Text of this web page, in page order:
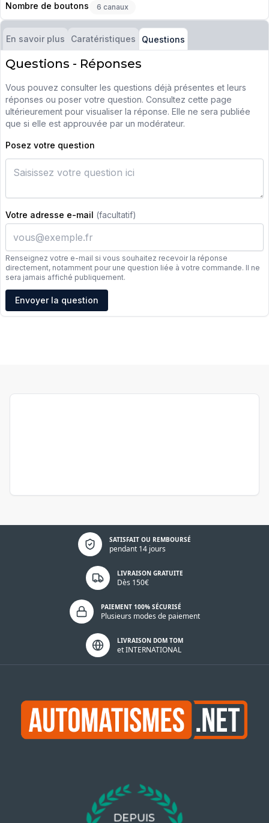
Nombre de boutons 6 canaux
En savoir plus Caratéristiques Questions
Questions - Réponses
Vous pouvez consulter les questions déjà présentes et leurs
réponses ou poser votre question. Consultez cette page
ultérieurement pour visualiser la réponse. Elle ne sera publiée
que si elle est approuvée par un modérateur.
Posez votre question
Votre adresse e-mail (facultatif)
Renseignez votre e-mail si vous souhaitez recevoir la réponse
directement, notamment pour une question liée à votre commande. Il ne
sera jamais affiché publiquement.
Adresse e-mail
Envoyer la question
SATISFAIT OU REMBOURSÉ
pendant 14 jours
Politique de confidentialité
LIVRAISON GRATUITE
Dès 150€
PAIEMENT 100% SÉCURISÉ
Plusieurs modes de paiement
LIVRAISON DOM TOM
et INTERNATIONAL